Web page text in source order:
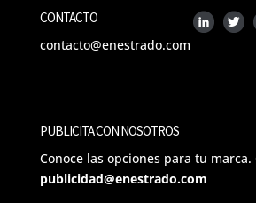
CONTACTO
contacto@enestrado.com
PUBLICITA CON NOSOTROS
Conoce las opciones para tu marca.
publicidad@enestrado.com